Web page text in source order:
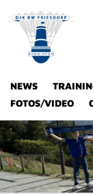
NEWS
FOTOS/VIDEO